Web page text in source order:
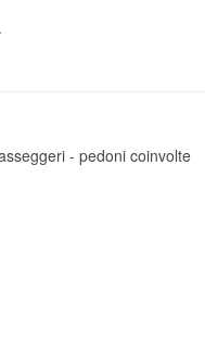
- pedoni coinvolte